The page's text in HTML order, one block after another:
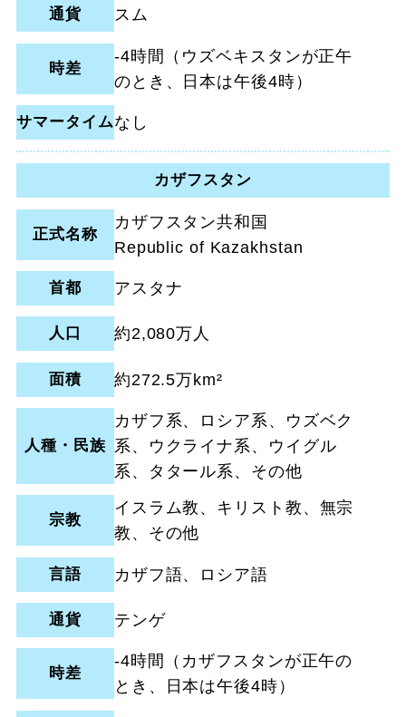
通貨 スム
時差
-4時間（ウズベキスタンが正午
のとき、日本は午後4時）
サマータイムなし
カザフスタン
正式名称
カザフスタン共和国
Republic of Kazakhstan
首都 アスタナ
人口 約2,080万人
面積 約272.5万km²
人種・民族
カザフ系、ロシア系、ウズベク
系、ウクライナ系、ウイグル
系、タタール系、その他
宗教
イスラム教、キリスト教、無宗
教、その他
言語 カザフ語、ロシア語
通貨 テンゲ
時差
-4時間（カザフスタンが正午の
とき、日本は午後4時）